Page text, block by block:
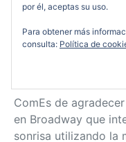
Lío en
puro teatro
ComEs de
en Broadway que
sonrisa utilizando la
por él, aceptas su uso.
Para obtener más
consulta: Política de